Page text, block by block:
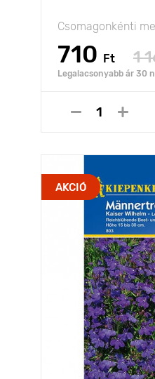
Csomagonkénti
710 Ft 1
Legalacsonyabb ár 30
AKCIÓ